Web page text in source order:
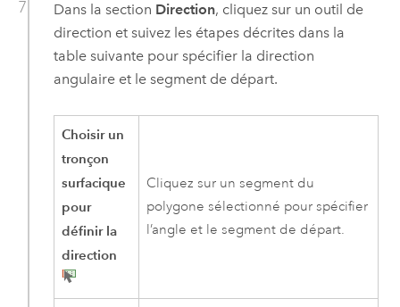
Dans la section Direction, cliquez sur un outil de
direction et suivez les étapes décrites dans la
table suivante pour spécifier la direction
angulaire et le segment de départ.
Choisir un
tronçon
surfacique
pour
définir la
direction
Cliquez sur un segment du
polygone sélectionné pour spécifier
l’angle et le segment de départ.